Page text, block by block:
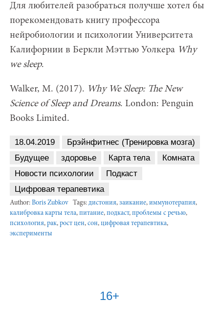
Для любителей разобраться получше хотел бы
порекомендовать книгу профессора
нейробиологии и психологии Университета
Калифорнии в Беркли Мэттью Уолкера Why
we sleep.
Walker, M. (2017). Why We Sleep: The New
Science of Sleep and Dreams. London: Penguin
Books Limited.
18.04.2019
Брэйнфитнес (Тренировка мозга)
Будущее
здоровье Карта тела
Комната
Новости психологии
Подкаст
Цифровая терапевтика
Author: Boris Zubkov Tags: дистония, заикание, иммунотерапия,
калибровка карты тела, питание, подкаст, проблемы с речью,
психология, рак, рост цен, сон, цифровая терапевтика,
эксперименты
16+